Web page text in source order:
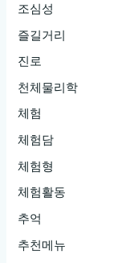
조심성
즐길거리
진로
천체물리학
체험
체험담
체험형
체험활동
추억
추천메뉴